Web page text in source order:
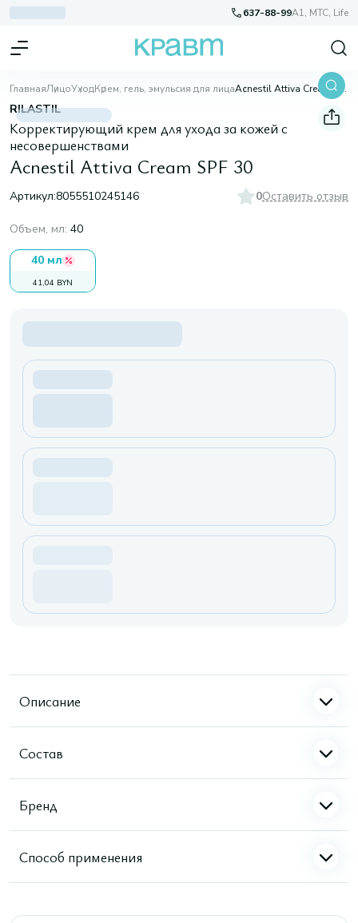
637-88-99A1, МТС, Life
ГлавнаяЛицоУходКрем, гель, эмульсия для лица Acnestil Attiva Cream SPF 30
RILASTIL
Корректирующий крем для ухода за кожей с
несовершенствами
Acnestil Attiva Cream SPF 30
Артикул:8055510245146 0Оставить отзыв
Объем, мл: 40
40 мл
41,04 BYN
Описание
Состав
Бренд
Способ применения